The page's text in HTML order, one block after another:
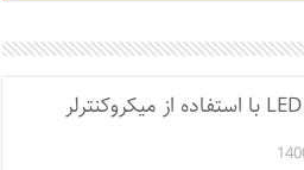
مدار دیمر پاور LED با استفاده از میکروکنترلر